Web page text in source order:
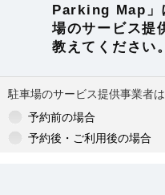
Parking Map」
場のサービス提
教えてください。
駐車場のサービス提供事業者
予約前の場合
予約後・ご利用後の場合